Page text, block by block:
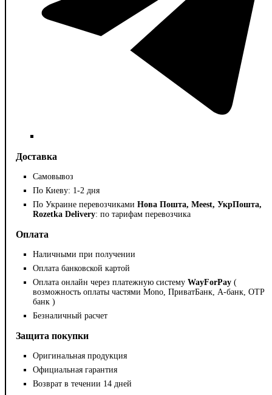
Доставка
Самовывоз
По Киеву: 1-2 дня
По Украине перевозчиками Нова Пошта, Meest, УкрПошта,
Rozetka Delivery: по тарифам перевозчика
Оплата
Наличными при получении
Оплата банковской картой
Оплата онлайн через платежную систему WayForPay (
возможность оплаты частями Mono, ПриватБанк, А-банк, OTP
банк )
Безналичный расчет
Защита покупки
Оригинальная продукция
Официальная гарантия
Возврат в течении 14 дней